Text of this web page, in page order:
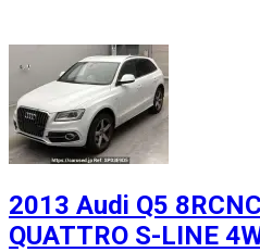
2013 Audi Q5
QUATTRO S-LINE